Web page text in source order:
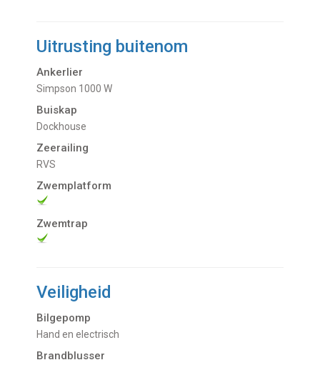
Uitrusting buitenom
Ankerlier
Simpson 1000 W
Buiskap
Dockhouse
Zeerailing
RVS
Zwemplatform
Zwemtrap
Veiligheid
Bilgepomp
Hand en electrisch
Brandblusser